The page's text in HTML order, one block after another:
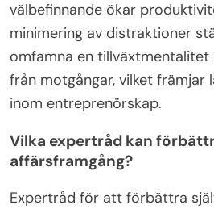
välbefinnande ökar
minimering av distraktioner
omfamna en tillväxtmentalitet
från motgångar, vilket främjar
inom entreprenörskap.
Vilka expertråd kan
affärsframgång?
Expertråd för att förbättra